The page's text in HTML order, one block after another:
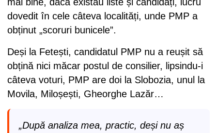
dovedit în cele câteva localități, unde PMP a
obținut „scoruri bunicele”.
Deși la Fetești, candidatul PMP nu a reușit să
obțină nici măcar postul de consilier, lipsindu-i
câteva voturi, PMP are doi la Slobozia, unul la
Movila, Miloșești, Gheorghe Lazăr…
„După analiza mea, practic, deși nu aș